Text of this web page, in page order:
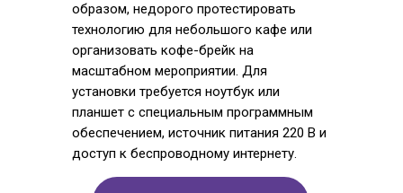
образом, недорого протестировать
технологию для небольшого кафе или
организовать кофе-брейк на
масштабном мероприятии. Для
установки требуется ноутбук или
планшет с специальным программным
обеспечением, источник питания 220 В и
доступ к беспроводному интернету.